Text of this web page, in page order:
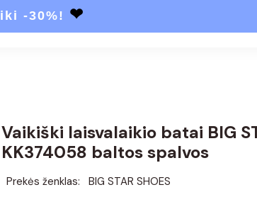
iki -30%! ❤
Vaikiški laisvalaikio batai BIG
KK374058 baltos spalvos
Prekės ženklas: BIG STAR SHOES